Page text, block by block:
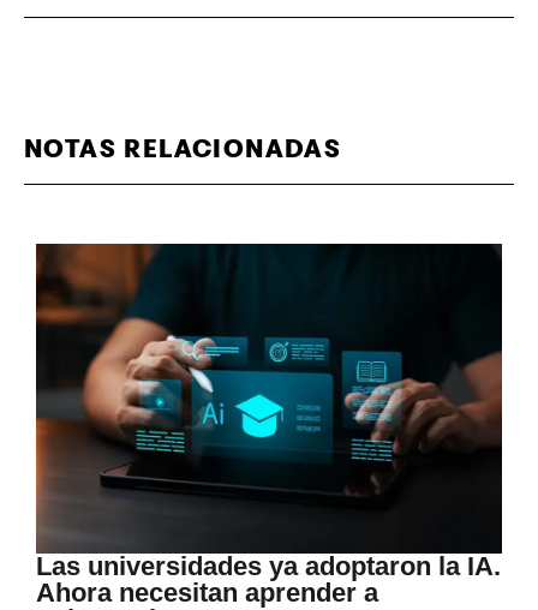
NOTAS RELACIONADAS
Las universidades ya adoptaron la IA.
Ahora necesitan aprender a